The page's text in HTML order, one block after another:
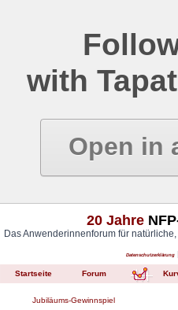
with
Open in
20 Jahre
Das Anwenderinnenforum für
Datenschutzerklärung
Startseite Forum
Jubiläums-Gewinnspiel